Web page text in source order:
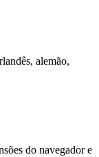
alemão,
do navegador e